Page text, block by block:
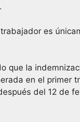
es
que la
en el primer
del 12 de